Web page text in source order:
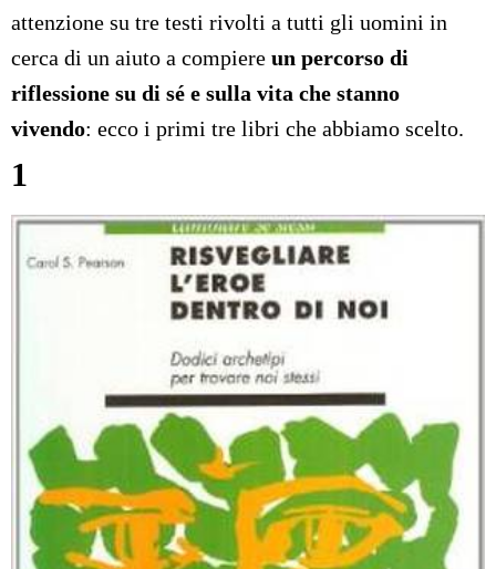
attenzione su tre testi rivolti a tutti gli uomini in
cerca di un aiuto a compiere un percorso di
riflessione su di sé e sulla vita che stanno
vivendo: ecco i primi tre libri che abbiamo scelto.
1